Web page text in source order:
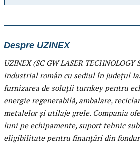
Despre UZINEX
UZINEX (SC GW LASER
industrial român cu sediul în județul
furnizarea de soluții turnkey pentru
energie regenerabilă, ambalare,
metalelor și utilaje grele. Compania
luni pe echipamente, suport tehnic sub
eligibilitate pentru finanțări din